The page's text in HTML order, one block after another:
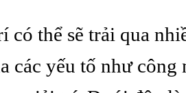
có thể sẽ trải qua
các yếu tố như